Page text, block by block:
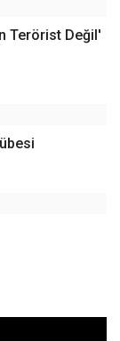
Terörist Değil'